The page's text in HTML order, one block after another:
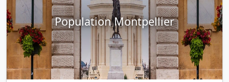
Population Montpellier